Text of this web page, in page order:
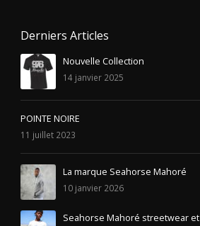
Derniers Articles
Nouvelle Collection
14 janvier 2025
POINTE NOIRE
11 juillet 2023
La marque Seahorse Mahoré
10 janvier 2026
Seahorse Mahoré streetwear et